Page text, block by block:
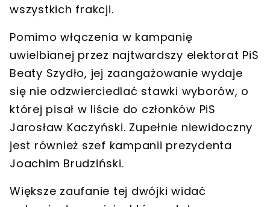
wszystkich frakcji.
Pomimo włączenia w kampanię
uwielbianej przez najtwardszy elektorat PiS
Beaty Szydło, jej zaangażowanie wydaje
się nie odzwierciedlać stawki wyborów, o
której pisał w liście do członków PiS
Jarosław Kaczyński. Zupełnie niewidoczny
jest również szef kampanii prezydenta
Joachim Brudziński.
Większe zaufanie tej dwójki widać